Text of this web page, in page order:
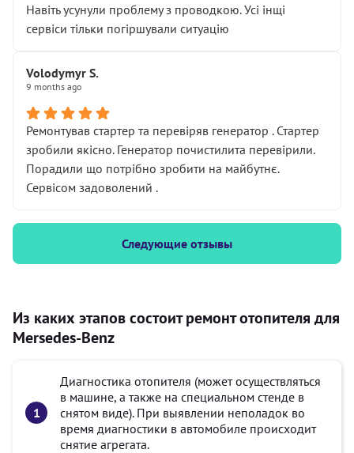
Навіть усунули проблему з проводкою. Усі інщі
сервіси тільки погіршували ситуацію
Volodymyr S.
9 months ago
Ремонтував стартер та перевіряв генератор . Стартер
зробили якісно. Генератор почистилита перевірили.
Порадили що потрібно зробити на майбутнє.
Сервісом задоволений .
Следующие отзывы
Из каких этапов состоит ремонт отопителя для
Mersedes-Benz
Диагностика отопителя (может осуществляться
в машине, а также на специальном стенде в
снятом виде). При выявлении неполадок во
время диагностики в автомобиле происходит
снятие агрегата.